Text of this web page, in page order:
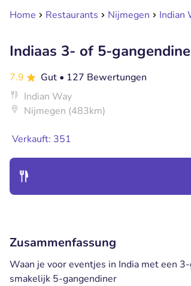
Home Restaurants Nijmegen Indian
Indiaas 3- of 5-
7.9 Gut • 127 Bewertungen
Indian Way
Nijmegen (483km)
Verkauft: 351
Zusammenfassung
Waan je voor eventjes in India met een
smakelijk 5-gangendiner